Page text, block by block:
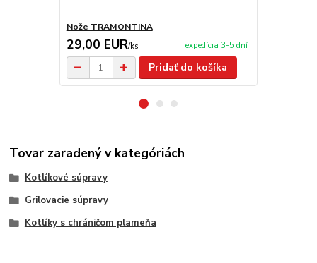
Nože TRAMONTINA
29,00 EUR/ks expedícia 3-5 dní
Pridať do košíka
Tovar zaradený v kategóriách
Kotlíkové súpravy
Grilovacie súpravy
Kotlíky s chráničom plameňa